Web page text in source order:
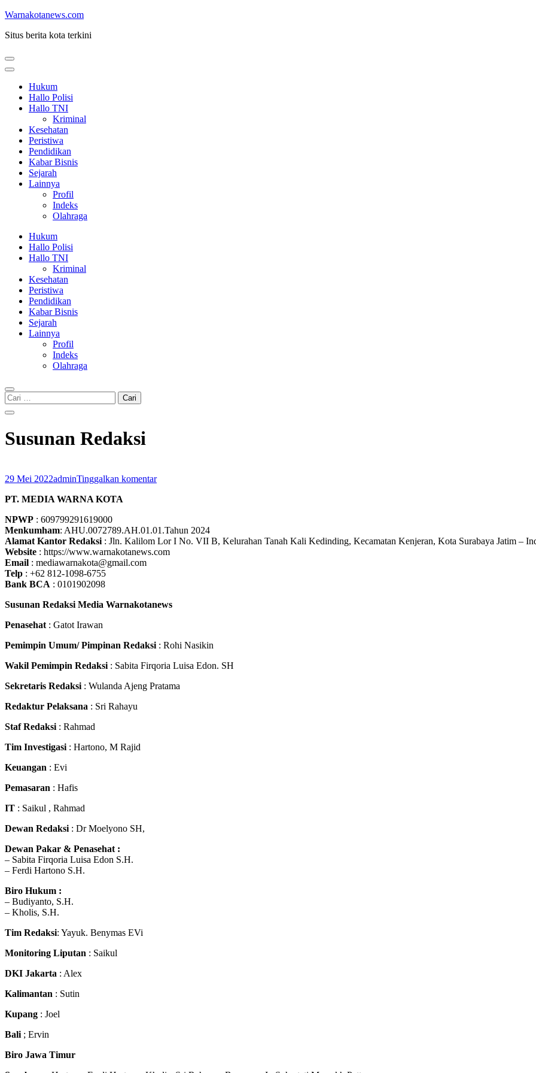
Lompat
konten
Enter)
Warnakotanews.com
Situs berita kota terkini
Hukum
Hallo Polisi
Hallo TNI
Kriminal
Kesehatan
Peristiwa
Pendidikan
Kabar Bisnis
Sejarah
Lainnya
Profil
Indeks
Olahraga
Hukum
Hallo Polisi
Hallo TNI
Kriminal
Kesehatan
Peristiwa
Pendidikan
Kabar Bisnis
Sejarah
Lainnya
Profil
Indeks
Olahraga
Cari
untuk:
Susunan Redaksi
29 Mei 2022adminTinggalkan komentar
PT. MEDIA WARNA KOTA
NPWP : 609799291619000
Menkumham: AHU.0072789.AH.01.01.Tahun 2024
Alamat Kantor Redaksi : Jln. Kalilom Lor I No. VII B, Kelurahan Tanah Kali Kedinding, Kecamatan Kenjeran, Kota Surabaya Jatim –
Website : https://www.warnakotanews.com
Email : mediawarnakota@gmail.com
Telp : +62 812-1098-6755
Bank BCA : 0101902098
Susunan Redaksi Media Warnakotanews
Penasehat : Gatot Irawan
Pemimpin Umum/ Pimpinan Redaksi : Rohi Nasikin
Wakil Pemimpin Redaksi : Sabita Firqoria Luisa Edon. SH
Sekretaris Redaksi : Wulanda Ajeng Pratama
Redaktur Pelaksana : Sri Rahayu
Staf Redaksi : Rahmad
Tim Investigasi : Hartono, M Rajid
Keuangan : Evi
Pemasaran : Hafis
IT : Saikul , Rahmad
Dewan Redaksi : Dr Moelyono SH,
Dewan Pakar & Penasehat :
– Sabita Firqoria Luisa Edon S.H.
– Ferdi Hartono S.H.
Biro Hukum :
– Budiyanto, S.H.
– Kholis, S.H.
Tim Redaksi: Yayuk. Benymas EVi
Monitoring Liputan : Saikul
DKI Jakarta : Alex
Kalimantan : Sutin
Kupang : Joel
Bali ; Ervin
Biro Jawa Timur